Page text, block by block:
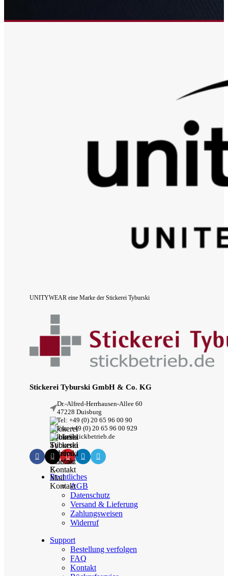
UNITYWEAR eine Marke der Stickerei Tyburski
Stickerei Tyburski GmbH & Co. KG
Dr.-Alfred-Herrhausen-Allee 60
47228 Duisburg
Tel: +49 (0) 20 65 96 00 90
Fax: +49 (0) 20 65 96 00 929
info@stickbetrieb.de
Rechtliches
AGB
Datenschutz
Versand & Lieferung
Zahlungsweisen
Widerruf
Support
Bestellung verfolgen
FAQ
Kontakt